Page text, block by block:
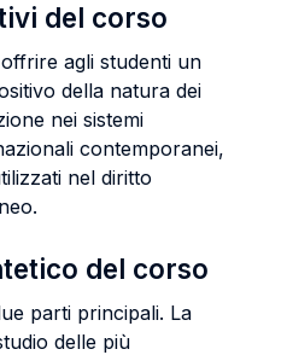
del corso
agli studenti un
della natura dei
nei sistemi
contemporanei,
nel diritto
del corso
parti principali. La
delle più